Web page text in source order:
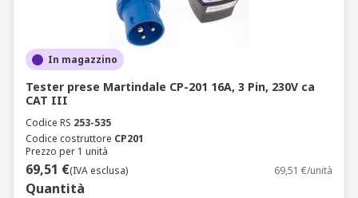
In magazzino
Tester prese Martindale CP-201 16A, 3 Pin, 230V ca
CAT III
Codice RS 253-535
Codice costruttore CP201
Prezzo per 1 unità
69,51 €(IVA esclusa) 69,51 €/unità
Quantità